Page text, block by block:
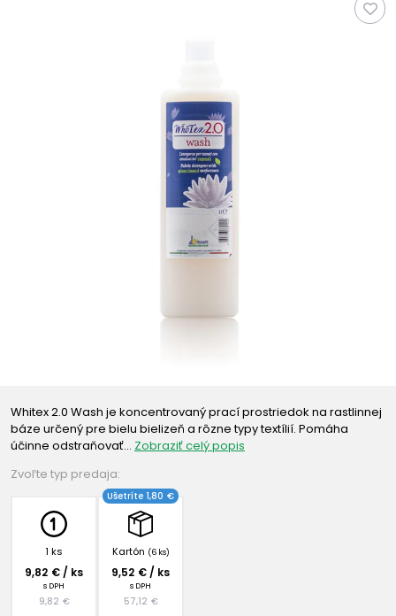
Whitex 2.0 Wash je koncentrovaný prací prostriedok na rastlinnej
báze určený pre bielu bielizeň a rôzne typy textílií. Pomáha
účinne odstraňovať… Zobraziť celý popis
Zvoľte typ predaja:
1 ks
9,82 € / ks
s DPH
9,82 €
Kartón (6 ks)
Ušetríte 1,80 €
9,52 € / ks
s DPH
57,12 €